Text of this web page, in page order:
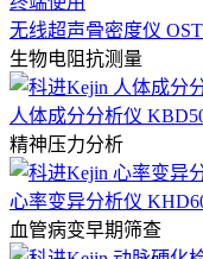
无线超声骨密度仪
生物电阻抗测量
人体成分分析仪
精神压力分析
心率变异分析仪
血管病变早期筛查